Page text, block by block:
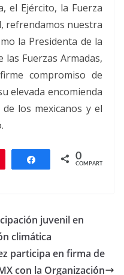
el Ejército, la Fuerza
refrendamos nuestra
la Presidenta de la
las Fuerzas Armadas,
compromiso de
elevada encomienda
los mexicanos y el
Compartir
0
COMPARTIR
juvenil en
climática
participa en firma de
con la Organización